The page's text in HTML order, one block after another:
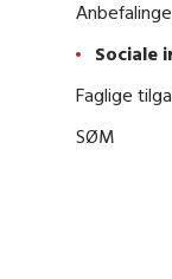
Sociale
Faglige
SØM